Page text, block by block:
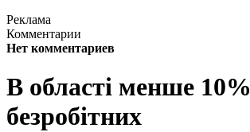
Реклама
Комментарии
Нет комментариев
В області менше 10%
безробітних